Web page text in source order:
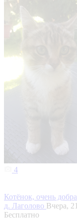
4
Котёнок, очень
д. Лаголово Вчера,
Бесплатно